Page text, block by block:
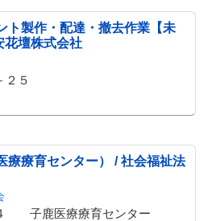
ト製作・配達・撤去作業【未
花壇株式会社
２５
療療育センター） / 社会福祉法
子鹿医療療育センター